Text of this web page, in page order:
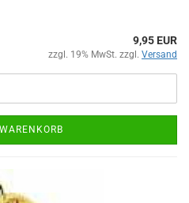
9,95 EUR
zzgl. 19% MwSt. zzgl. Versand